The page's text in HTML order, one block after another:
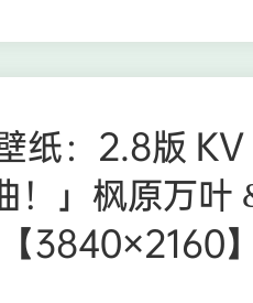
：2.8版 KV
！」枫原万叶
3840×2160】